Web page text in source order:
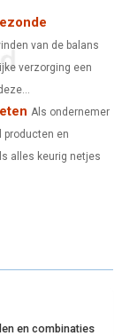
van de balans
verzorging een
Als ondernemer
producten en
alles keurig netjes
en combinaties